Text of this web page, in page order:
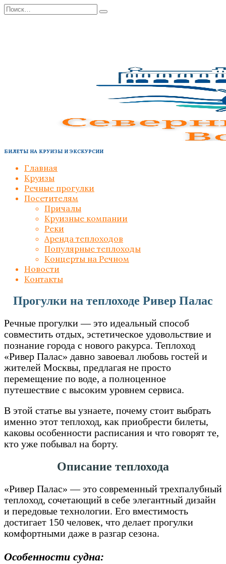
Перейти
к
Search
for:
БИЛЕТЫ НА КРУИЗЫ И ЭКСКУРСИИ
Главная
Круизы
Речные прогулки
Посетителям
Причалы
Круизные компании
Реки
Аренда теплоходов
Популярные теплоходы
Концерты на Речном
Новости
Контакты
Прогулки на теплоходе Ривер Палас
Речные прогулки — это идеальный способ
совместить отдых, эстетическое удовольствие и
познание города с нового ракурса. Теплоход
«Ривер Палас» давно завоевал любовь гостей и
жителей Москвы, предлагая не просто
перемещение по воде, а полноценное
путешествие с высоким уровнем сервиса.
В этой статье вы узнаете, почему стоит выбрать
именно этот теплоход, как приобрести билеты,
каковы особенности расписания и что говорят те,
кто уже побывал на борту.
Описание теплохода
«Ривер Палас» — это современный трехпалубный
теплоход, сочетающий в себе элегантный дизайн
и передовые технологии. Его вместимость
достигает 150 человек, что делает прогулки
комфортными даже в разгар сезона.
Особенности судна: